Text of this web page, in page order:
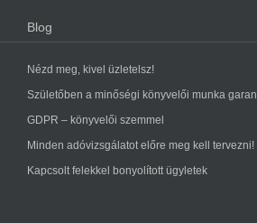
Blog
Nézd meg, kivel üzletelsz!
Születőben a minőségi könyvelői munka
GDPR – könyvelői szemmel
Minden adóvizsgálatot előre meg kell tervezni!
Kapcsolt felekkel bonyolított ügyletek